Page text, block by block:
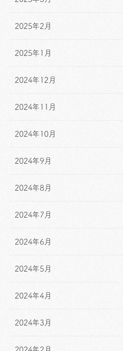
2025年2月
2025年1月
2024年12月
2024年11月
2024年10月
2024年9月
2024年8月
2024年7月
2024年6月
2024年5月
2024年4月
2024年3月